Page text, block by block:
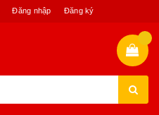
Đăng nhập Đăng ký